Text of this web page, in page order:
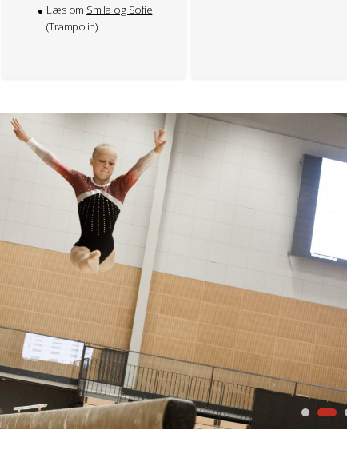
Læs om Smila og Sofie
(Trampolin)